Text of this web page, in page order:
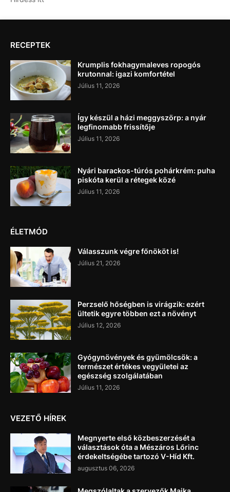
RECEPTEK
Krumplis fokhagymaleves ropogós
krutonnal: igazi komfortétel
Július 11, 2026
Így készül a házi meggyszörp: a nyár
legfinomabb frissítője
Július 11, 2026
Nyári barackos-túrós pohárkrém: puha
piskóta kerül a rétegek közé
Július 11, 2026
ÉLETMÓD
Válasszunk végre főnököt is!
Július 21, 2026
Perzselő hőségben is virágzik: ezért
ültetik egyre többen ezt a növényt
Július 12, 2026
Gyógynövények és gyümölcsök: a
természet értékes vegyületei az
egészség szolgálatában
Július 11, 2026
VEZETŐ HÍREK
Megnyerte első közbeszerzését a
választások óta a Mészáros Lőrinc
érdekeltségébe tartozó V-Híd Kft.
augusztus 06, 2026